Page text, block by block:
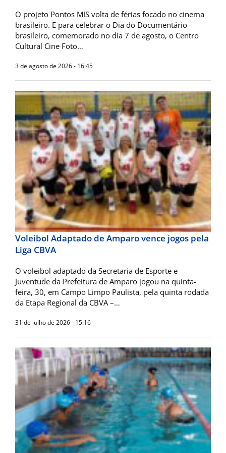
O projeto Pontos MIS volta de férias focado no cinema
brasileiro. E para celebrar o Dia do Documentário
brasileiro, comemorado no dia 7 de agosto, o Centro
Cultural Cine Foto…
3 de agosto de 2026 - 16:45
Voleibol Adaptado de Amparo vence jogos pela
Liga CBVA
O voleibol adaptado da Secretaria de Esporte e
Juventude da Prefeitura de Amparo jogou na quinta-
feira, 30, em Campo Limpo Paulista, pela quinta rodada
da Etapa Regional da CBVA –…
31 de julho de 2026 - 15:16